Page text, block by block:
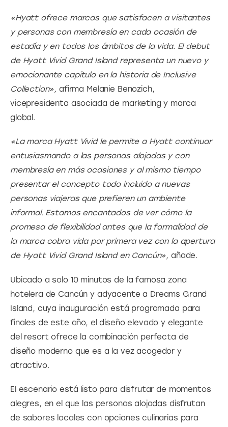
«Hyatt ofrece marcas que satisfacen a visitantes
y personas con membresía en cada ocasión de
estadía y en todos los ámbitos de la vida. El debut
de Hyatt Vivid Grand Island representa un nuevo y
emocionante capítulo en la historia de Inclusive
Collection», afirma Melanie Benozich,
vicepresidenta asociada de marketing y marca
global.
«La marca Hyatt Vivid le permite a Hyatt continuar
entusiasmando a las personas alojadas y con
membresía en más ocasiones y al mismo tiempo
presentar el concepto todo incluido a nuevas
personas viajeras que prefieren un ambiente
informal. Estamos encantados de ver cómo la
promesa de flexibilidad antes que la formalidad de
la marca cobra vida por primera vez con la apertura
de Hyatt Vivid Grand Island en Cancún», añade.
Ubicado a solo 10 minutos de la famosa zona
hotelera de Cancún y adyacente a Dreams Grand
Island, cuya inauguración está programada para
finales de este año, el diseño elevado y elegante
del resort ofrece la combinación perfecta de
diseño moderno que es a la vez acogedor y
atractivo.
El escenario está listo para disfrutar de momentos
alegres, en el que las personas alojadas disfrutan
de sabores locales con opciones culinarias para